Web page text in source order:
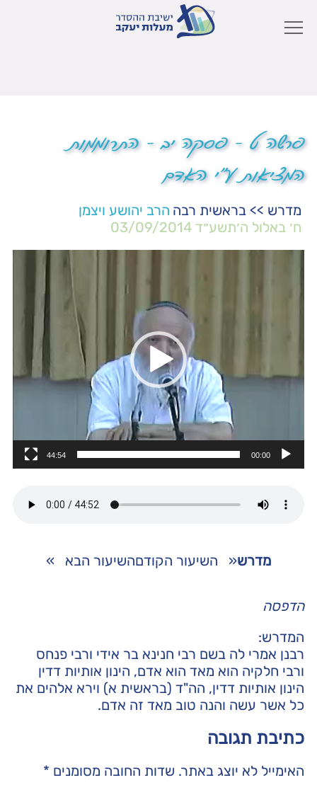
פרשה ט – פסקה יב – התרוממות
המציאות ע"י האדם
מדרש >> בראשית רבה הרב יהושע ויצמן
ח׳ באלול ה׳תשע״ד 03/09/2014
00:00
44:54
מדרש« השיעור הקודםהשיעור הבא »
הדפסה
המדרש:
רבנן אמרי לה בשם רבי חנינא בר אידי ורבי פנחס
ורבי חלקיה הוא מאד הוא אדם, הינון אותיות דדין
הינון אותיות דדין, הה"ד (בראשית א) וירא אלהים את
כל אשר עשה והנה טוב מאד זה אדם.
כתיבת תגובה
האימייל לא יוצג באתר. שדות החובה מסומנים *